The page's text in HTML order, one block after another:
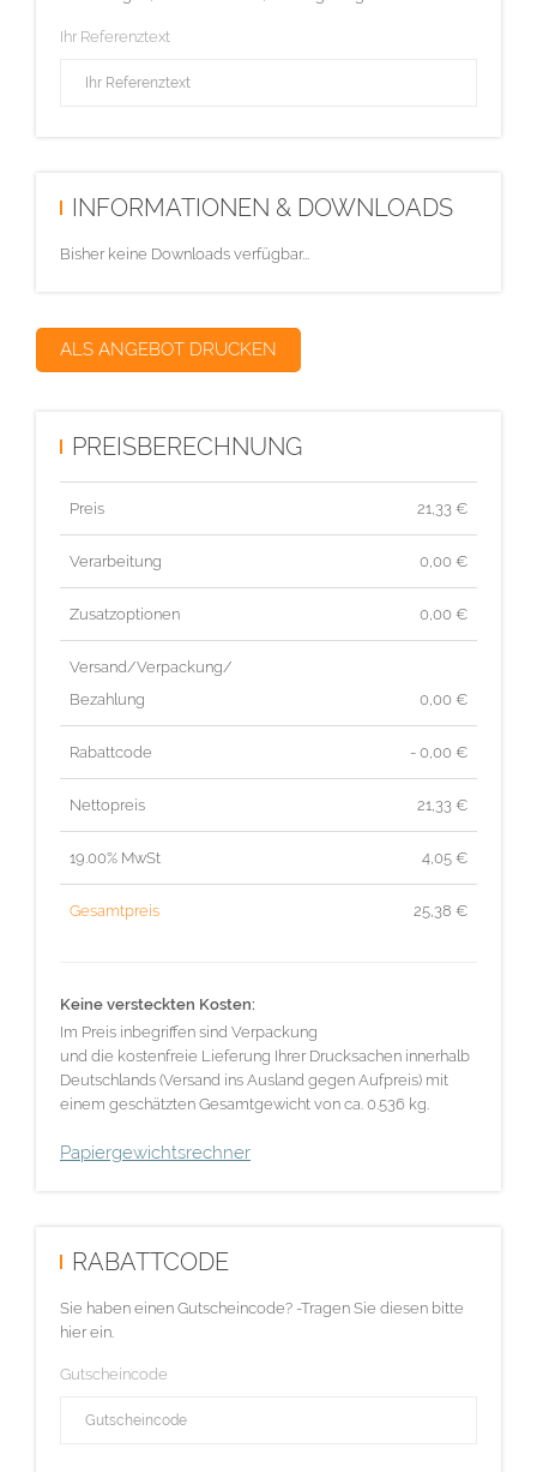
Ihr Referenztext
INFORMATIONEN & DOWNLOADS
Bisher keine Downloads verfügbar...
ALS ANGEBOT DRUCKEN
PREISBERECHNUNG
Preis 21,33 €
Verarbeitung 0,00 €
Zusatzoptionen 0,00 €
Versand/Verpackung/
Bezahlung
0,00 €
Rabattcode - 0,00 €
Nettopreis 21,33 €
19.00% MwSt 4,05 €
Gesamtpreis 25,38 €
Keine versteckten Kosten:
Im Preis inbegriffen sind Verpackung
und die kostenfreie Lieferung Ihrer Drucksachen innerhalb
Deutschlands (Versand ins Ausland gegen Aufpreis) mit
einem geschätzten Gesamtgewicht von ca. 0.536 kg.
Papiergewichtsrechner
RABATTCODE
Sie haben einen Gutscheincode? -Tragen Sie diesen bitte
hier ein.
Gutscheincode